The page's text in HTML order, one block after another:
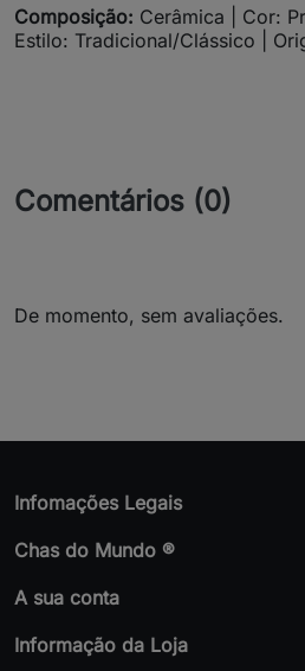
Composição: Cerâmica | Cor:
Estilo: Tradicional/Clássico |
Comentários (0)
De momento, sem avaliações.
Infomações Legais
Chas do Mundo ®
A sua conta
Informação da Loja